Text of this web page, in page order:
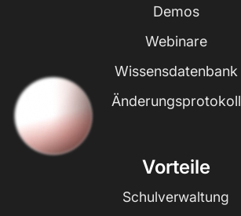
Demos
Webinare
Wissensdatenbank
Änderungsprotokoll
Vorteile
Schulverwaltung